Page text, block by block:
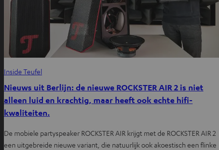
Inside Teufel
Nieuws uit Berlijn: de nieuwe ROCKSTER AIR 2 is niet
alleen luid en krachtig, maar heeft ook echte hifi-
kwaliteiten.
De mobiele partyspeaker ROCKSTER AIR krijgt met de ROCKSTER AIR 2
een uitgebreide nieuwe variant, die natuurlijk ook akoestisch een flinke